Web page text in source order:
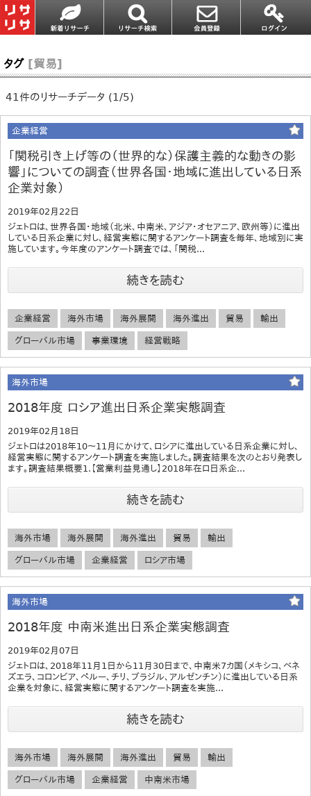
タグ [貿易]
41件のリサーチデータ (1/5)
企業経営
「関税引き上げ等の（世界的な）保護主義的な動きの影
響」についての調査（世界各国・地域に進出している日系
企業対象）
2019年02月22日
ジェトロは、世界各国・地域（北米、中南米、アジア・オセアニア、欧州等）に進出
している日系企業に対し、経営実態に関するアンケート調査を毎年、地域別に実
施しています。今年度のアンケート調査では、「関税...
続きを読む
企業経営 海外市場 海外展開 海外進出 貿易 輸出
グローバル市場 事業環境 経営戦略
海外市場
2018年度 ロシア進出日系企業実態調査
2019年02月18日
ジェトロは2018年10～11月にかけて、ロシアに進出している日系企業に対し、
経営実態に関するアンケート調査を実施しました。調査結果を次のとおり発表し
ます。調査結果概要1.【営業利益見通し】2018年在ロ日系企...
続きを読む
海外市場 海外展開 海外進出 貿易 輸出
グローバル市場 企業経営 ロシア市場
海外市場
2018年度 中南米進出日系企業実態調査
2019年02月07日
ジェトロは、2018年11月1日から11月30日まで、中南米7カ国（メキシコ、ベネ
ズエラ、コロンビア、ペルー、チリ、ブラジル、アルゼンチン）に進出している日系
企業を対象に、経営実態に関するアンケート調査を実施...
続きを読む
海外市場 海外展開 海外進出 貿易 輸出
グローバル市場 企業経営 中南米市場